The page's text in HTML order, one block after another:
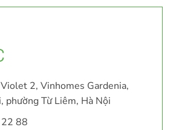
2, Vinhomes Gardenia,
phường Từ Liêm, Hà Nội
88